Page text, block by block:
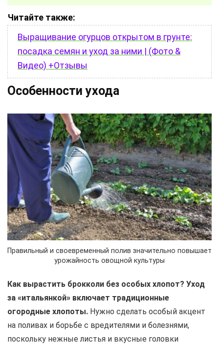
Читайте также:
Выращивание огурцов открытом в грунте:
посадка семян и уход за ними | (Фото &
Видео) +Отзывы
Особенности ухода
Правильный и своевременный полив значительно повышает
урожайность овощной культуры
Как вырастить брокколи без особых хлопот? Уход
за «итальянкой» включает традиционные
огородные хлопоты. Нужно сделать особый акцент
на поливах и борьбе с вредителями и болезнями,
поскольку нежные листья и вкусные головки